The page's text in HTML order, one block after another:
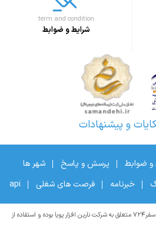
term and condition
شرایط و ضوابط
و پیشنهادات
و ضوابط پرسش و پاسخ
شهر ها
خبرنامه فرصت های شغلی api
© تمامی حقوق مادی و معنوی سایت سفر۷۲۴ متعلق به شرکت نارین افزار پویا بوده و استفاده از